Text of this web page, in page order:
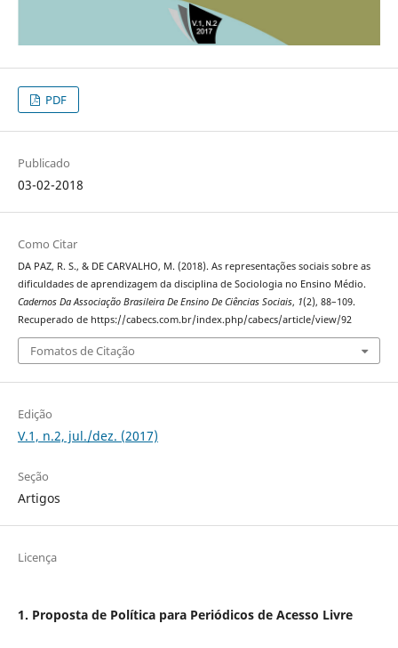
PDF
Publicado
03-02-2018
Como Citar
DA PAZ, R. S., & DE CARVALHO, M. (2018). As representações sociais sobre as
dificuldades de aprendizagem da disciplina de Sociologia no Ensino Médio.
Cadernos Da Associação Brasileira De Ensino De Ciências Sociais, 1(2), 88–109.
Recuperado de https://cabecs.com.br/index.php/cabecs/article/view/92
Fomatos de Citação
Edição
V.1, n.2, jul./dez. (2017)
Seção
Artigos
Licença
1. Proposta de Política para Periódicos de Acesso Livre